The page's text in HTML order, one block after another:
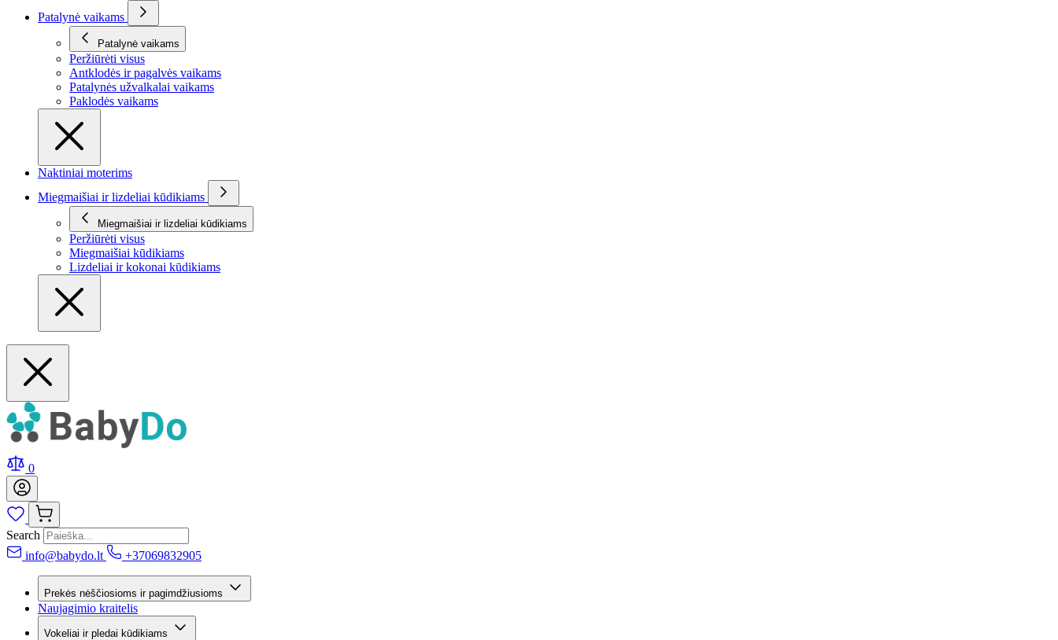
Patalynė vaikams
Patalynė vaikams
Peržiūrėti visus
Antklodės ir pagalvės vaikams
Patalynės užvalkalai vaikams
Paklodės vaikams
Naktiniai moterims
Miegmaišiai ir lizdeliai kūdikiams
Miegmaišiai ir lizdeliai kūdikiams
Peržiūrėti visus
Miegmaišiai kūdikiams
Lizdeliai ir kokonai kūdikiams
0
Search
info@babydo.lt
+37069832905
Prekės nėščiosioms ir pagimdžiusioms
Naujagimio kraitelis
Vokeliai ir pledai kūdikiams